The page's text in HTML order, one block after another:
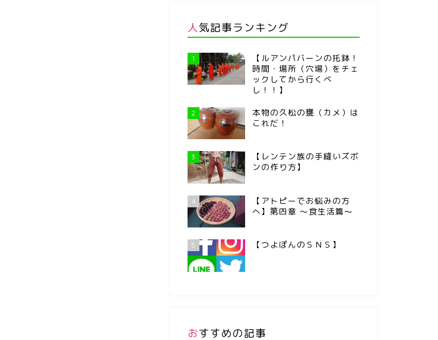
人気記事ランキング
1
【ルアンパバーンの托鉢！
時間・場所（穴場）をチェ
ックしてから行くべ
し！！】
2
本物の久松の甕（カメ）は
これだ！
3
【レンテン族の手縫いズボ
ンの作り方】
4
【アトピーでお悩みの方
へ】第四章 ～食生活篇～
5 【つよぽんのＳＮＳ】
おすすめの記事